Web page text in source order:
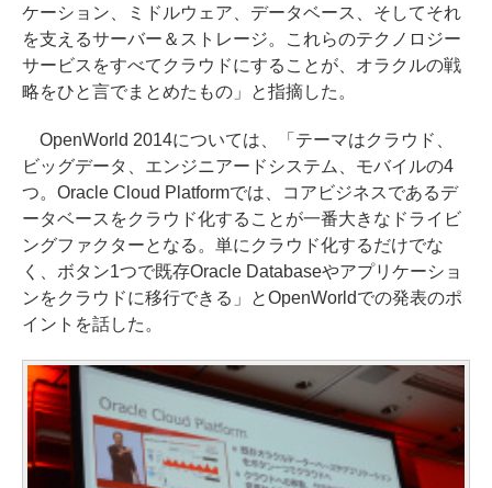
ケーション、ミドルウェア、データベース、そしてそれ
を支えるサーバー＆ストレージ。これらのテクノロジー
サービスをすべてクラウドにすることが、オラクルの戦
略をひと言でまとめたもの」と指摘した。
OpenWorld 2014については、「テーマはクラウド、
ビッグデータ、エンジニアードシステム、モバイルの4
つ。Oracle Cloud Platformでは、コアビジネスであるデ
ータベースをクラウド化することが一番大きなドライビ
ングファクターとなる。単にクラウド化するだけでな
く、ボタン1つで既存Oracle Databaseやアプリケーショ
ンをクラウドに移行できる」とOpenWorldでの発表のポ
イントを話した。